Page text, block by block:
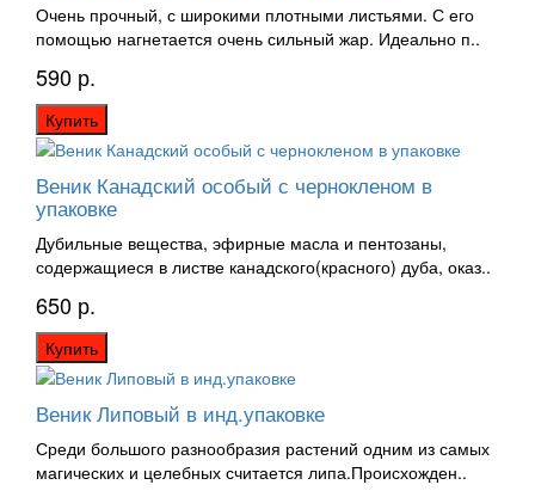
Очень прочный, с широкими плотными листьями. С его
помощью нагнетается очень сильный жар. Идеально п..
590 р.
Купить
Веник Канадский особый с чернокленом в
упаковке
Дубильные вещества, эфирные масла и пентозаны,
содержащиеся в листве канадского(красного) дуба, оказ..
650 р.
Купить
Веник Липовый в инд.упаковке
Среди большого разнообразия растений одним из самых
магических и целебных считается липа.Происхожден..